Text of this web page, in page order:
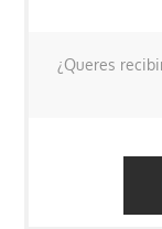
¿Queres